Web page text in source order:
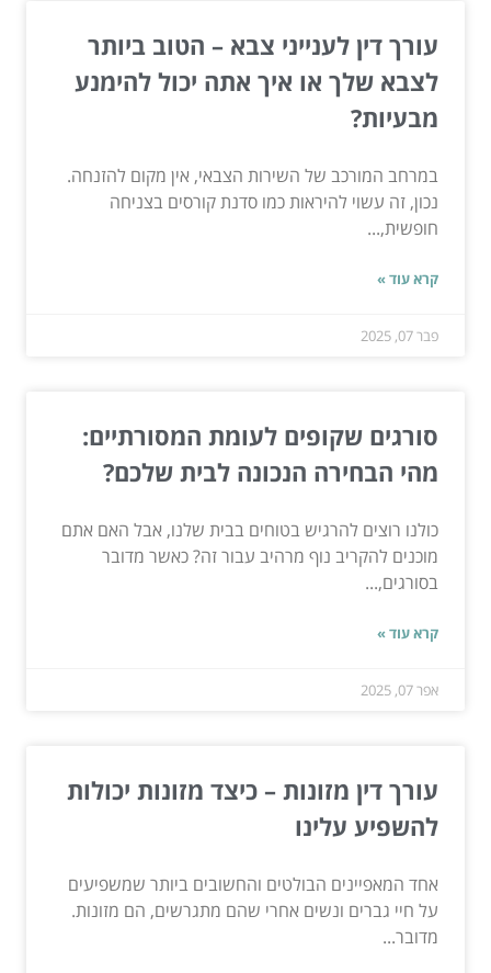
עורך דין לענייני צבא – הטוב ביותר
לצבא שלך או איך אתה יכול להימנע
מבעיות?
במרחב המורכב של השירות הצבאי, אין מקום להזנחה.
נכון, זה עשוי להיראות כמו סדנת קורסים בצניחה
חופשית,...
קרא עוד »
פבר 07, 2025
סורגים שקופים לעומת המסורתיים:
מהי הבחירה הנכונה לבית שלכם?
כולנו רוצים להרגיש בטוחים בבית שלנו, אבל האם אתם
מוכנים להקריב נוף מרהיב עבור זה? כאשר מדובר
בסורגים,...
קרא עוד »
אפר 07, 2025
עורך דין מזונות – כיצד מזונות יכולות
להשפיע עלינו
אחד המאפיינים הבולטים והחשובים ביותר שמשפיעים
על חיי גברים ונשים אחרי שהם מתגרשים, הם מזונות.
מדובר...